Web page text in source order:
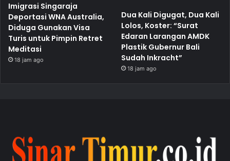
Imigrasi Singaraja
Deportasi WNA Australia,
Diduga Gunakan Visa
Turis untuk Pimpin Retret
Meditasi
18 jam ago
Dua Kali Digugat, Dua Kali
Lolos, Koster: “Surat
Edaran Larangan AMDK
Plastik Gubernur Bali
Sudah Inkracht”
18 jam ago